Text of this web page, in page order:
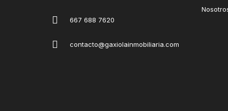
667 688 7620
contacto@gaxiolainmobiliaria.com